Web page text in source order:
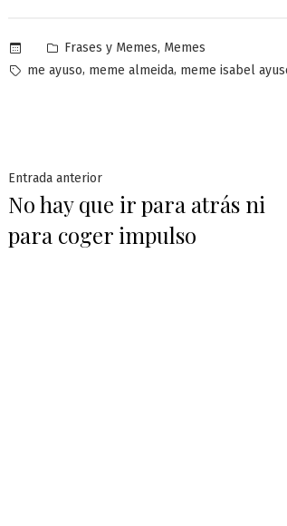
Publicado
en
Frases y Memes, Memes
Etiquetas:
me ayuso, meme almeida, meme isabel
Navegación
de
entradas
Entrada anteriorEntrada
anterior:
No hay que ir para atrás ni
para coger impulso